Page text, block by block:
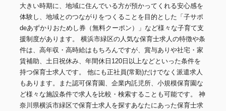
大きい時期に、地域に住んでいる方が預かってくれる安心感を
体験し、地域とのつながりをつくることを目的とした「子サポ
deあずかりおためし券（無料クーポン）」など様々な子育て支
援制度があります。 横浜市緑区の人気な保育士求人の特徴や条
件は、高年収・高時給はもちろんですが、賞与ありや社宅・家
賃補助、土日祝休み、年間休日120日以上などといった条件を
持つ保育士求人です。 他にも正社員(常勤)だけでなく派遣求人
もあります。また認可保育園、企業内託児所、小規模保育園な
ど様々な施設条件で求人を比較・検索することも可能です。 神
奈川県横浜市緑区で保育士求人を探すあなたにあった保育士求